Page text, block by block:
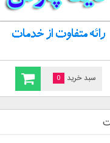
سبد خرید 0